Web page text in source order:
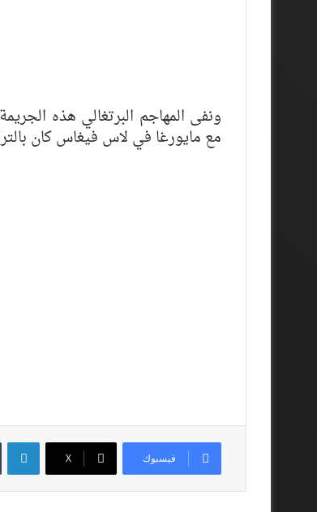
ونفى المهاجم البرتغالي هذه
مع مايورغا في لاس فيغاس كان
فيسبوك ‫X